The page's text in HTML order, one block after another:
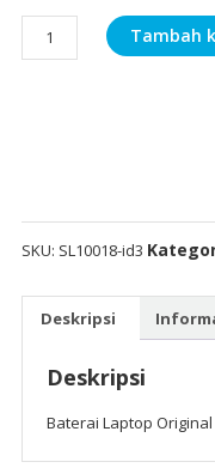
Kuantitas
Baterai
Tambah
SKU: SL10018-id3
Deskripsi
Deskripsi
Baterai Laptop Original